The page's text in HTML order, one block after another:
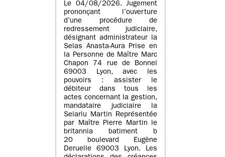
Le 04/08/2026. Jugement
prononçant l’ouverture
d’une procédure de
redressement judiciaire,
désignant administrateur la
Selas Anasta-Aura Prise en
la Personne de Maître Marc
Chapon 74 rue de Bonnel
69003 Lyon, avec les
pouvoirs : assister le
débiteur dans tous les
actes concernant la gestion,
mandataire judiciaire la
Selarlu Martin Représentée
par Maître Pierre Martin le
britannia batiment b
20 boulevard Eugène
Deruelle 69003 Lyon. Les